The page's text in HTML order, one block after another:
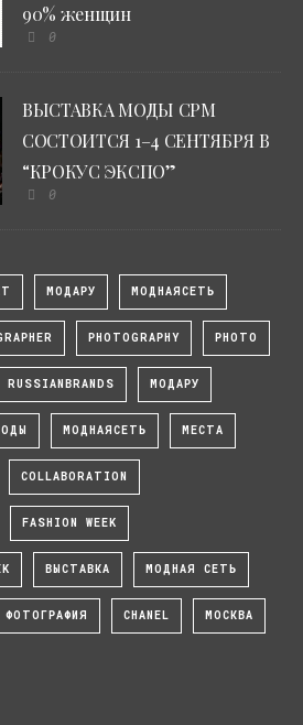
90% женщин
0
ВЫСТАВКА МОДЫ CPM
СОСТОИТСЯ 1–4 СЕНТЯБРЯ В
“КРОКУС ЭКСПО”
0
МОДАРУ МОДНАЯСЕТЬ
PHOTOGRAPHY PHOTO
RUSSIANBRANDS МОДАРУ
МОДНАЯСЕТЬ МЕСТА
COLLABORATION
FASHION WEEK
ВЫСТАВКА МОДНАЯ СЕТЬ
ФОТОГРАФИЯ CHANEL МОСКВА